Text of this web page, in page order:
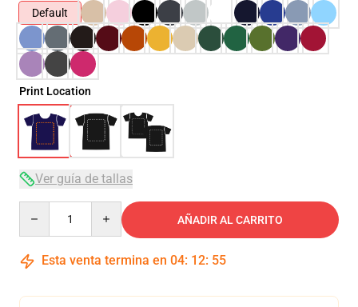
Default
Print Location
Ver guía de tallas
AÑADIR AL CARRITO
Esta venta termina en 04: 12: 54